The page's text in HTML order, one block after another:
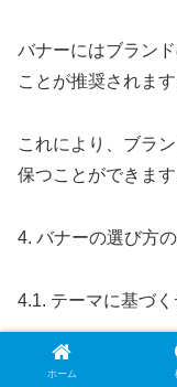
バナーにはブラン
ことが推奨されます
これにより、ブラ
保つことができます
4. バナーの選び方
4.1. テーマに基づ
ビジネスの主要な
ホーム